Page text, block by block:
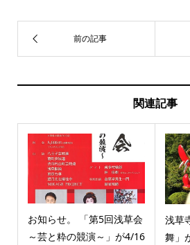
関連記事
お知らせ。 「第5回浅草会
～芸と粋の競演～」が4/16
浅草
舞」